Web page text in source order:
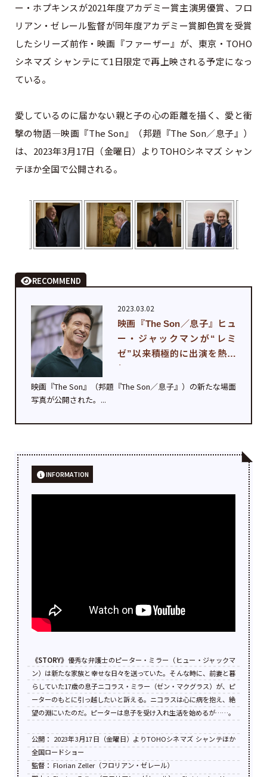
ー・ホプキンスが2021年度アカデミー賞主演男優賞、フロ
リアン・ゼレール監督が同年度アカデミー賞脚色賞を受賞
したシリーズ前作・映画『ファーザー』が、東京・TOHO
シネマズ シャンテにて1日限定で再上映される予定になっ
ている。
愛しているのに届かない親と子の心の距離を描く、愛と衝
撃の物語—映画『The Son』（邦題『The Son／息子』）
は、2023年3月17日（金曜日）よりTOHOシネマズ シャン
テほか全国で公開される。
RECOMMEND
2023.03.02
映画『The Son／息子』ヒュ
ー・ジャックマンが“レミ
ゼ”以来積極的に出演を熱望
し...
映画『The Son』（邦題『The Son／息子』）の新たな場面
写真が公開された。...
INFORMATION
《STORY》 優秀な弁護士のピーター・ミラー（ヒュー・ジャックマ
ン）は新たな家族と幸せな日々を送っていた。そんな時に、前妻と暮
らしていた17歳の息子ニコラス・ミラー（ゼン・マクグラス）が、ピ
ーターのもとに引っ越したいと訴える。ニコラスは心に病を抱え、絶
望の淵にいたのだ。ピーターは息子を受け入れ生活を始めるが……。
公開： 2023年3月17日（金曜日）よりTOHOシネマズ シャンテほか
全国ロードショー
監督： Florian Zeller（フロリアン・ゼレール）